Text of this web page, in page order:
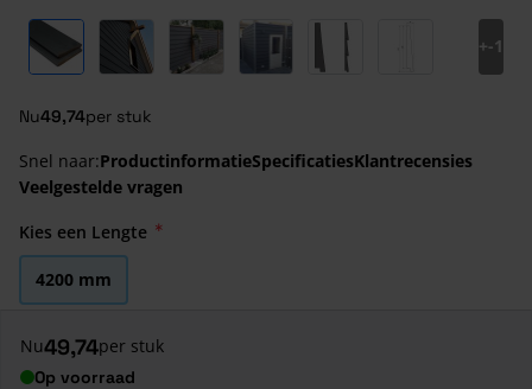
View larger imageView larger image
View larger imageView larger imageView larger image
+-1
Nu49,74per stuk
Snel naar:ProductinformatieSpecificatiesKlantrecensies
Veelgestelde vragen
Kies een Lengte
4200 mm
Nu49,74per stuk
Op voorraad